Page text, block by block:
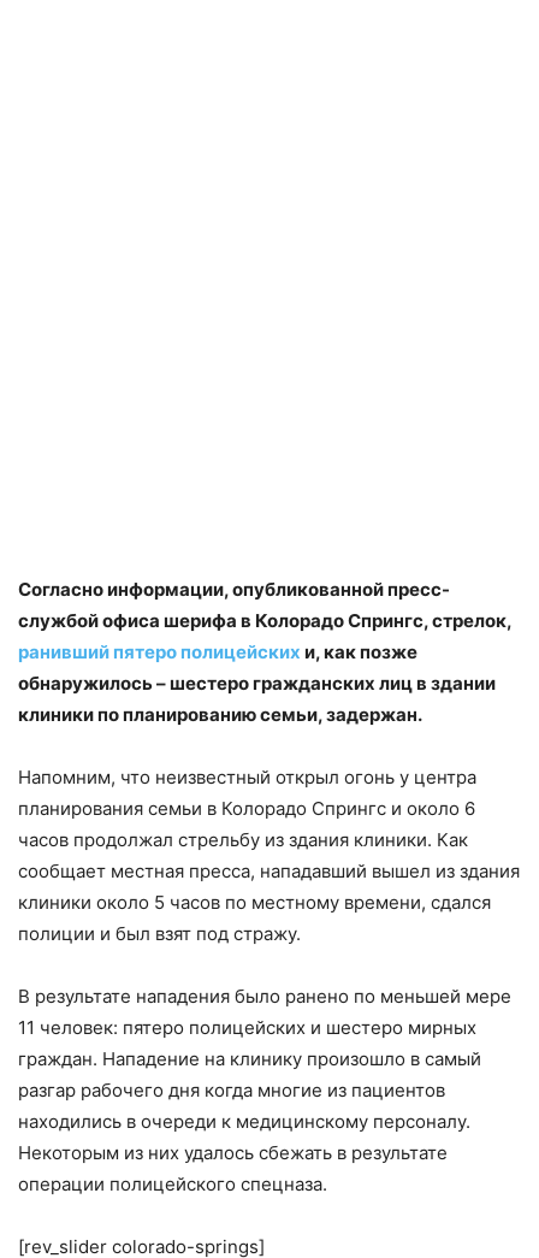
Согласно информации, опубликованной пресс-
службой офиса шерифа в Колорадо Спрингс, стрелок,
ранивший пятеро полицейских и, как позже
обнаружилось – шестеро гражданских лиц в здании
клиники по планированию семьи, задержан.
Напомним, что неизвестный открыл огонь у центра
планирования семьи в Колорадо Спрингс и около 6
часов продолжал стрельбу из здания клиники. Как
сообщает местная пресса, нападавший вышел из здания
клиники около 5 часов по местному времени, сдался
полиции и был взят под стражу.
В результате нападения было ранено по меньшей мере
11 человек: пятеро полицейских и шестеро мирных
граждан. Нападение на клинику произошло в самый
разгар рабочего дня когда многие из пациентов
находились в очереди к медицинскому персоналу.
Некоторым из них удалось сбежать в результате
операции полицейского спецназа.
[rev_slider colorado-springs]